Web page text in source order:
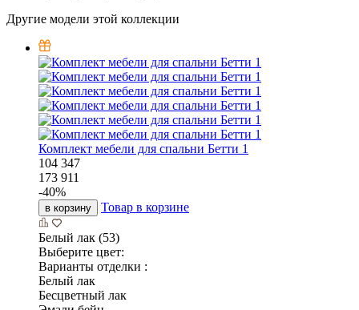
Другие модели этой коллекции
Комплект мебели для спальни Бетти 1
104 347
173 911
-40%
в корзину Товар в корзине
Белый лак (53)
Выберите цвет:
Варианты отделки :
Белый лак
Бесцветный лак